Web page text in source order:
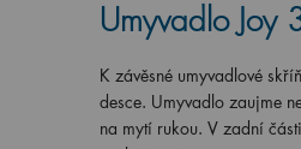
Umyvadlo Joy
K závěsné umyvadlové
desce. Umyvadlo zaujme
na mytí rukou. V zadní